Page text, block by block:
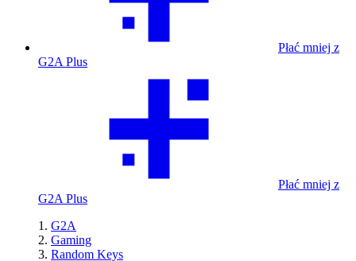
Płać mniej z
G2A Plus
Płać mniej z
G2A Plus
G2A
Gaming
Random Keys